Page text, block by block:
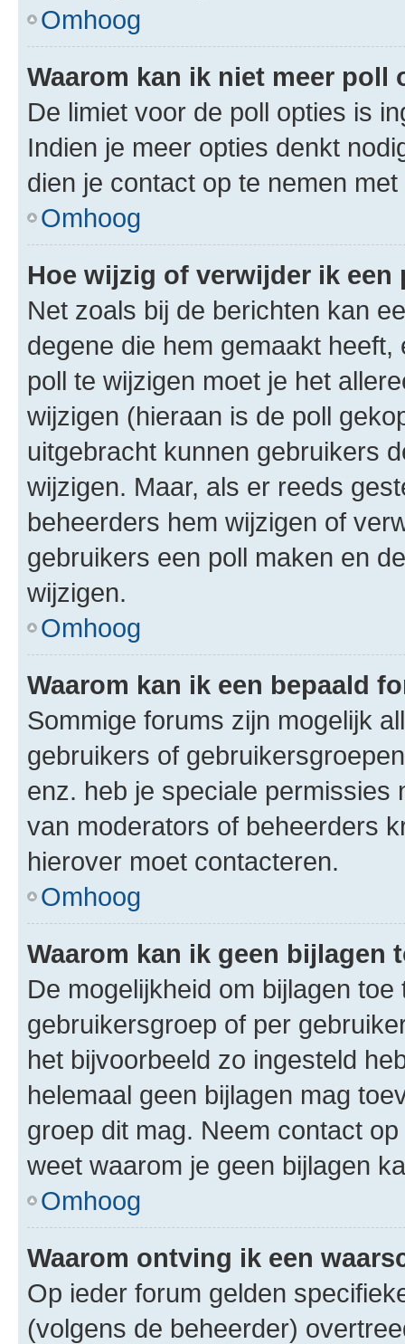
Omhoog
Waarom kan ik niet meer poll
De limiet voor de poll opties is
Indien je meer opties denkt
dien je contact op te nemen
Omhoog
Hoe wijzig of verwijder ik een
Net zoals bij de berichten kan
degene die hem gemaakt
poll te wijzigen moet je het
wijzigen (hieraan is de poll
uitgebracht kunnen gebruikers
wijzigen. Maar, als er reeds
beheerders hem wijzigen of
gebruikers een poll maken en
wijzigen.
Omhoog
Waarom kan ik een bepaald
Sommige forums zijn mogelijk
gebruikers of
enz. heb je speciale permissies
van moderators of beheerders
hierover moet contacteren.
Omhoog
Waarom kan ik geen bijlagen
De mogelijkheid om bijlagen
gebruikersgroep of per
het bijvoorbeeld zo ingesteld
helemaal geen bijlagen mag
groep dit mag. Neem contact
weet waarom je geen bijlagen
Omhoog
Waarom ontving ik een
Op ieder forum gelden
(volgens de beheerder)